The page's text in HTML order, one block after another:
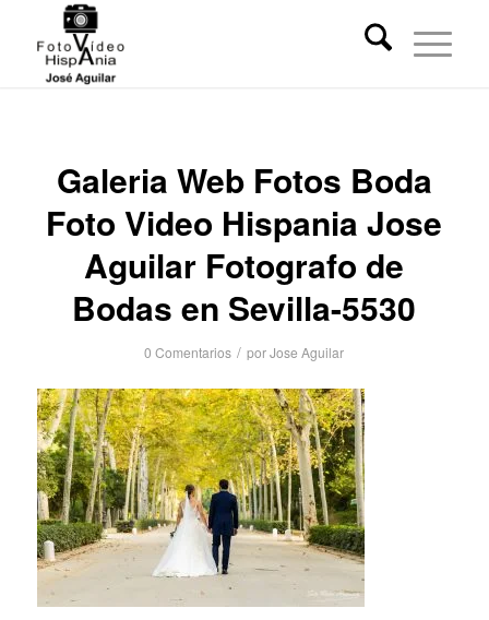
Galeria Web Fotos Boda
Foto Video Hispania Jose
Aguilar Fotografo de
Bodas en Sevilla-5530
0 Comentarios / porJose Aguilar